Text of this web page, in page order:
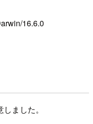
16.6.0
ました。